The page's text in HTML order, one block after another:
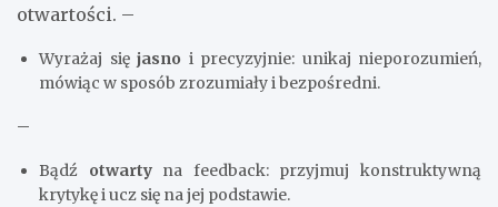
otwartości. –
Wyrażaj się jasno i precyzyjnie: unikaj nieporozumień,
mówiąc w sposób zrozumiały i bezpośredni.
–
Bądź otwartyna feedback: przyjmuj konstruktywną
krytykę i ucz się na jej podstawie.